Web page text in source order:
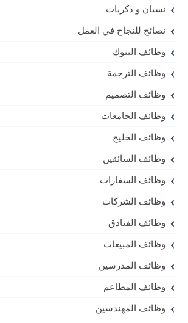
نسيان و ذكريات
نصائح للنجاح في العمل
وظائف البنوك
وظائف الترجمة
وظائف التصميم
وظائف الجامعات
وظائف الخليج
وظائف السائقين
وظائف السفارات
وظائف الشركات
وظائف الفنادق
وظائف المبيعات
وظائف المدرسين
وظائف المطاعم
وظائف المهندسين